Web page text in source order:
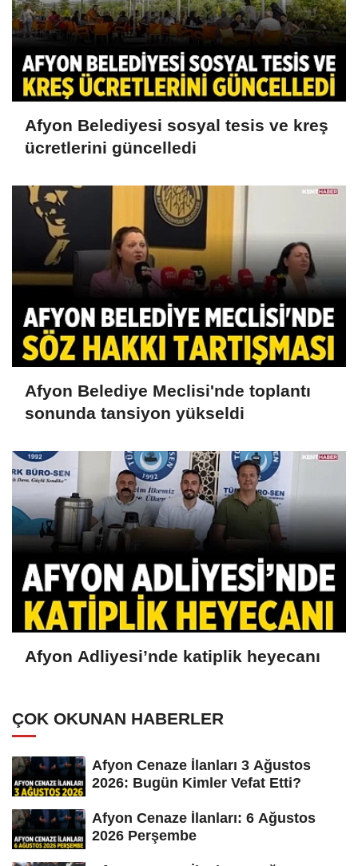
Afyon Belediyesi sosyal tesis ve kreş
ücretlerini güncelledi
Afyon Belediye Meclisi'nde toplantı
sonunda tansiyon yükseldi
Afyon Adliyesi’nde katiplik heyecanı
ÇOK OKUNAN HABERLER
Afyon Cenaze İlanları 3 Ağustos
2026: Bugün Kimler Vefat Etti?
Afyon Cenaze İlanları: 6 Ağustos
2026 Perşembe